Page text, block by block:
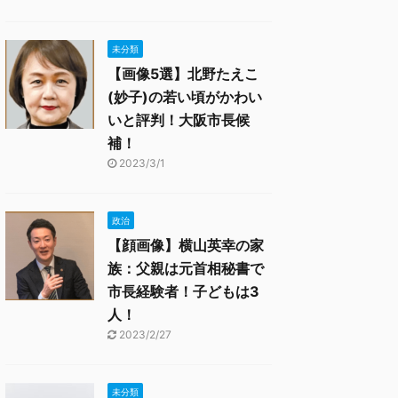
未分類
【画像5選】北野たえこ
(妙子)の若い頃がかわい
いと評判！大阪市長候
補！
2023/3/1
政治
【顔画像】横山英幸の家
族：父親は元首相秘書で
市長経験者！子どもは3
人！
2023/2/27
未分類